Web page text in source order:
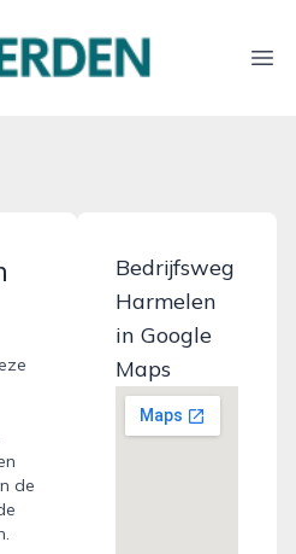
de
Bedrijfsweg
Harmelen
in Google
Maps